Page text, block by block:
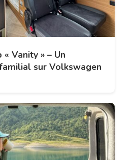
Vanity » – Un
sur Volkswagen